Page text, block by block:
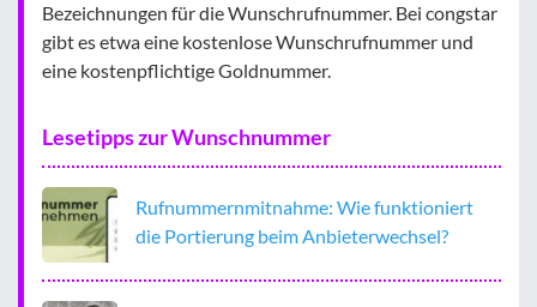
Bezeichnungen für die Wunschrufnummer. Bei congstar
gibt es etwa eine kostenlose Wunschrufnummer und
eine kostenpflichtige Goldnummer.
Lesetipps zur Wunschnummer
Rufnummernmitnahme: Wie funktioniert
die Portierung beim Anbieterwechsel?